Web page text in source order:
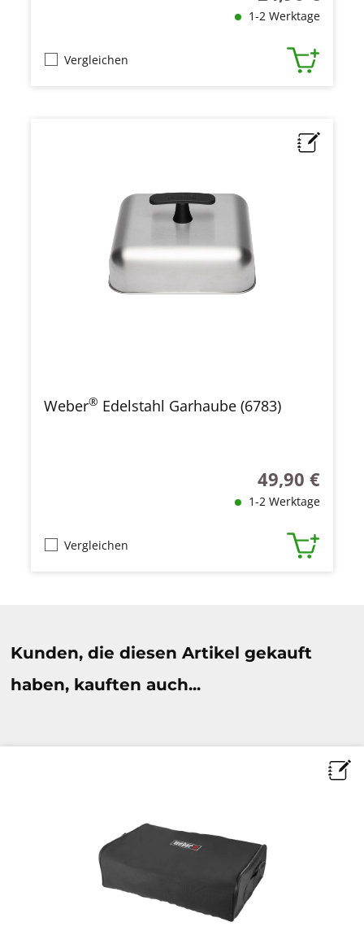
1-2 Werktage
Vergleichen
Weber® Edelstahl Garhaube (6783)
Regulärer Preis:
49,90 €
1-2 Werktage
Vergleichen
Kunden, die diesen Artikel gekauft
haben, kauften auch...